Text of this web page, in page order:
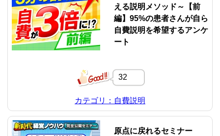
える説明メソッド～【前
編】95%の患者さんが自ら
自費説明を希望するアンケ
ート
32
カテゴリ：自費説明
原点に戻れるセミナー